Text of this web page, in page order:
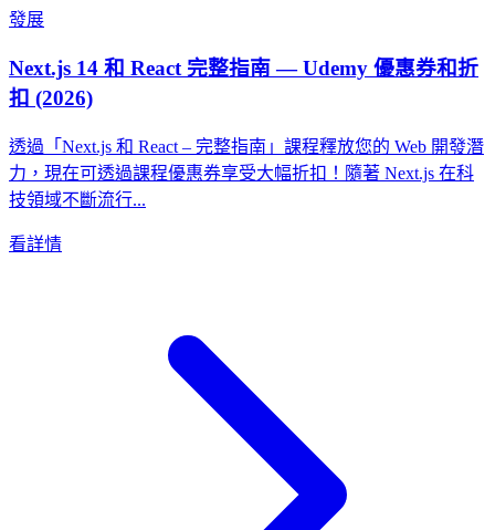
發展
Next.js 14 和 React 完整指南 — Udemy 優惠券和折
扣 (2026)
透過「Next.js 和 React – 完整指南」課程釋放您的 Web 開發潛
力，現在可透過課程優惠券享受大幅折扣！隨著 Next.js 在科
技領域不斷流行...
看詳情